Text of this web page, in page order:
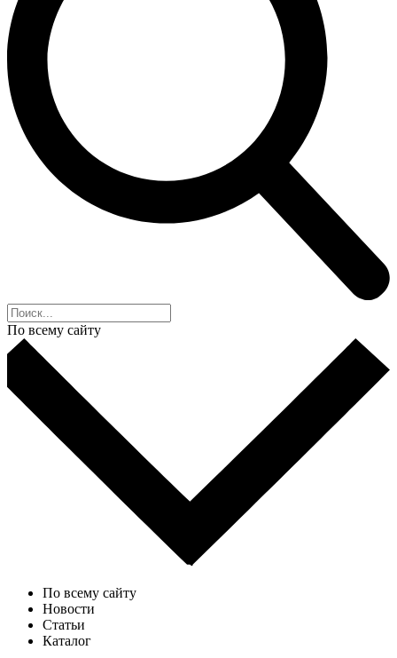
По всему сайту
По всему сайту
Новости
Статьи
Каталог